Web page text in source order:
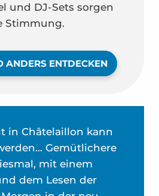
und DJ-Sets sorgen
Stimmung.
ANDERS ENTDECKEN
in Châtelaillon kann
Gemütlichere
mit einem
dem Lesen der